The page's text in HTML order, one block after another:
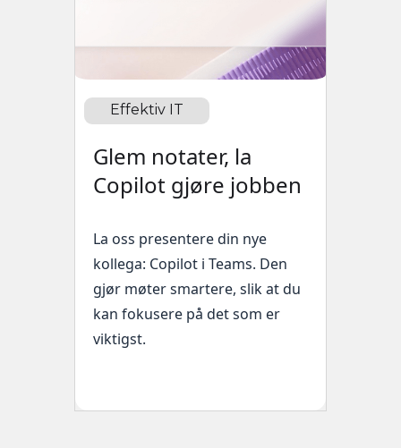
Effektiv IT
Glem notater, la
Copilot gjøre jobben
La oss presentere din nye
kollega: Copilot i Teams. Den
gjør møter smartere, slik at du
kan fokusere på det som er
viktigst.‍